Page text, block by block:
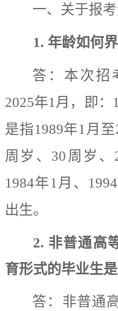
一、关于报
1. 年龄如何界
答：本次招
2025年1 月， 即：
是指1989年1 月至
周岁、 30 周岁、
1984年 1 月、 1994
出生。
2. 非普通高
育形式的毕业生
答：非普通